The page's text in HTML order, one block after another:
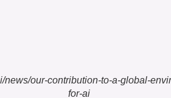
news/our-contribution-to-a-global-
for-ai